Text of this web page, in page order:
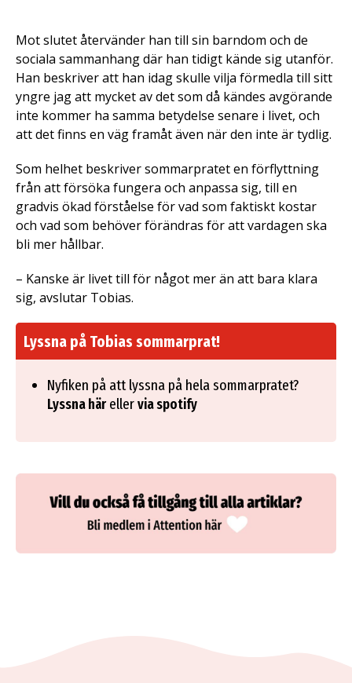
Mot slutet återvänder han till sin barndom och de
sociala sammanhang där han tidigt kände sig utanför.
Han beskriver att han idag skulle vilja förmedla till sitt
yngre jag att mycket av det som då kändes avgörande
inte kommer ha samma betydelse senare i livet, och
att det finns en väg framåt även när den inte är tydlig.
Som helhet beskriver sommarpratet en förflyttning
från att försöka fungera och anpassa sig, till en
gradvis ökad förståelse för vad som faktiskt kostar
och vad som behöver förändras för att vardagen ska
bli mer hållbar.
– Kanske är livet till för något mer än att bara klara
sig, avslutar Tobias.
Lyssna på Tobias sommarprat!
Nyfiken på att lyssna på hela sommarpratet?
Lyssna härellervia spotify